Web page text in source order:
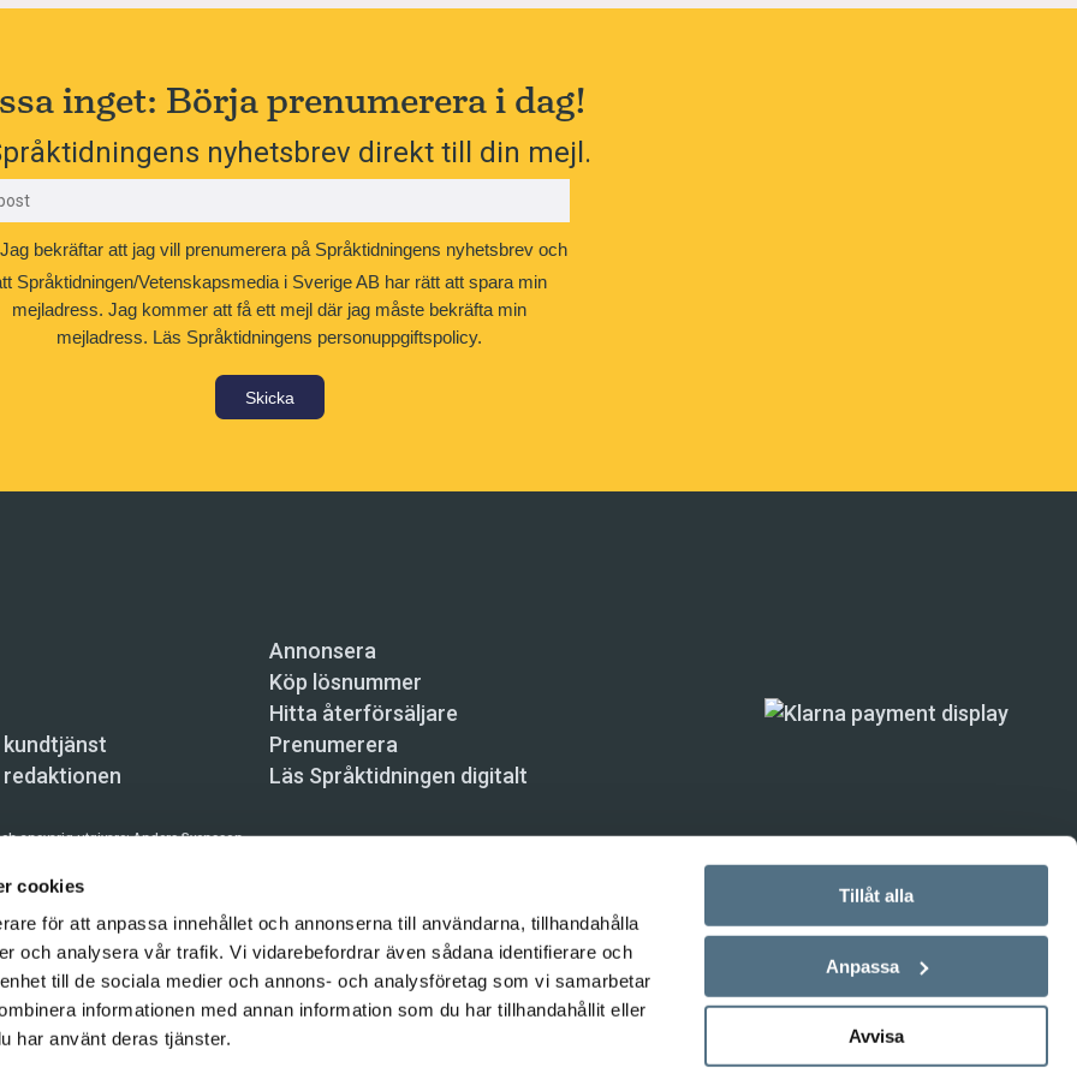
cookies
för att anpassa innehållet och annonserna till användarna, tillhandahålla
och analysera vår trafik. Vi vidarebefordrar även sådana identifierare och
till de sociala medier och annons- och analysföretag som vi samarbetar
informationen med annan information som du har tillhandahållit eller
har använt deras tjänster.
Tillåt alla
Anpassa
Avvisa
inget: Börja prenumerera i dag!
nyhetsbrev direkt till din mejl.
Jag bekräftar att jag vill prenumerera på Språktidningens nyhetsbrev och
Språktidningen/Vetenskapsmedia i Sverige AB har rätt att spara min
mejladress. Jag kommer att få ett mejl där jag måste bekräfta min
mejladress. Läs Språktidningens personuppgiftspolicy.
Skicka
Annonsera
Köp lösnummer
Hitta återförsäljare
Prenumerera
Läs Språktidningen digitalt
ansvarig utgivare:Anders Svensson
Skeppsbron 34, 111 30 Stockholm,
prenumeration: 08-121 062 34 (vardagar 8–17),kundtjanst@spraktidningen.se
automatiska tjänster och maskinläsbara metoder (robotar, spiders, indexering och liknande) är inte
på denna webbplats är upphovsrättsligt skyddat.